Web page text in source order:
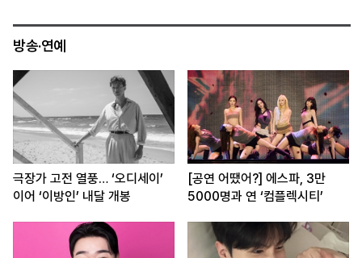
방송·연예
극장가 고전 열풍… ‘오디세이’
이어 ‘이방인’ 내달 개봉
[공연 어땠어?] 에스파, 3만
5000명과 연 ‘컴플렉시티’